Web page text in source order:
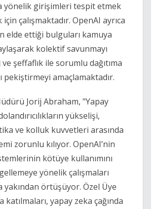
yönelik girişimleri tespit etmek
çalışmaktadır. OpenAI ayrıca
elde ettiği bulguları kamuya
kolektif savunmayı
şeffaflık ile sorumlu dağıtıma
pekiştirmeyi amaçlamaktadır.
Jorij Abraham, "Yapay
yükselişi,
ve kolluk kuvvetleri arasında
zorunlu kılıyor. OpenAI’nin
kötüye kullanımını
yönelik çalışmaları
yakından örtüşüyor. Özel Üye
katılmaları, yapay zeka çağında